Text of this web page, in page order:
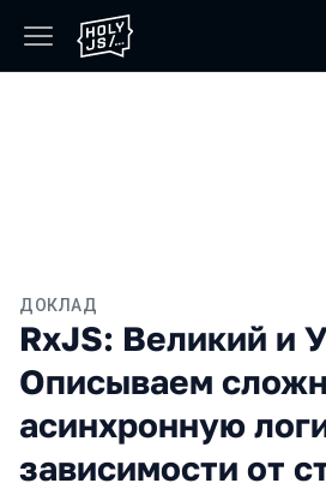
ДОКЛАД
RxJS: Великий и
Описываем
асинхронную
зависимости от